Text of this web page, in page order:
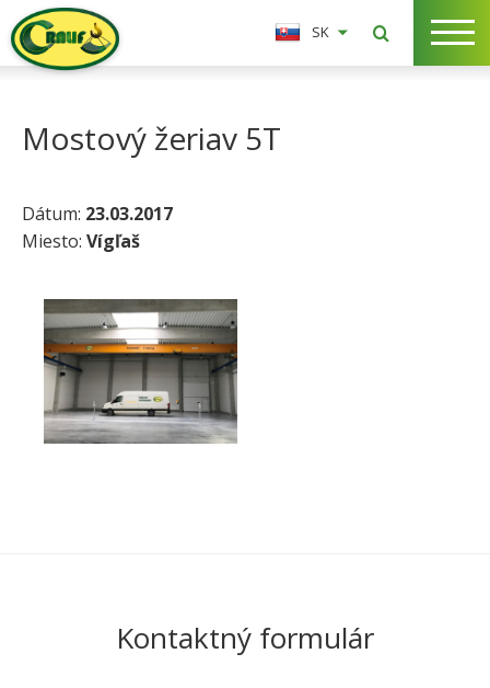
SK
Mostový žeriav 5T
Dátum: 23.03.2017
Miesto: Vígľaš
Kontaktný formulár